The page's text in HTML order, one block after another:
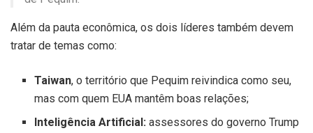
Além da pauta econômica, os dois líderes também devem
tratar de temas como:
Taiwan, o território que Pequim reivindica como seu,
mas com quem EUA mantêm boas relações;
Inteligência Artificial:assessores do governo Trump